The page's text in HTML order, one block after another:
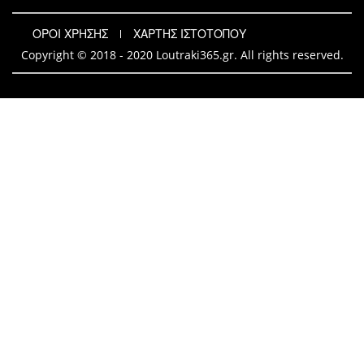
ΟΡΟΙ ΧΡΗΣΗΣ
ΧΑΡΤΗΣ ΙΣΤΟΤΟΠΟΥ
Copyright © 2018 - 2020 Loutraki365.gr. All rights reserved.